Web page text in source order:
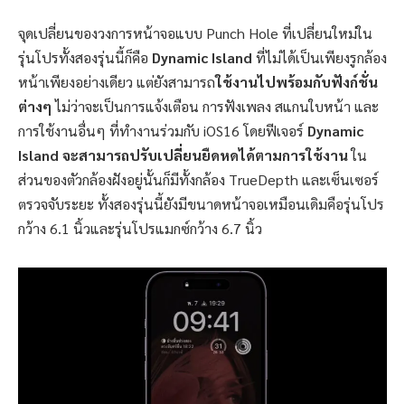
จุดเปลี่ยนของวงการหน้าจอแบบ Punch Hole ที่เปลี่ยนใหม่ใน
รุ่นโปรทั้งสองรุ่นนี้ก็คือ Dynamic Island ที่ไม่ได้เป็นเพียงรูกล้อง
หน้าเพียงอย่างเดียว แต่ยังสามารถใช้งานไปพร้อมกับฟังก์ชั่น
ต่างๆไม่ว่าจะเป็นการแจ้งเตือน การฟังเพลง สแกนใบหน้า และ
การใช้งานอื่นๆ ที่ทำงานร่วมกับ iOS16 โดยฟีเจอร์ Dynamic
Island จะสามารถปรับเปลี่ยนยืดหดได้ตามการใช้งานใน
ส่วนของตัวกล้องฝังอยู่นั้นก็มีทั้งกล้อง TrueDepth และเซ็นเซอร์
ตรวจจับระยะ ทั้งสองรุ่นนี้ยังมีขนาดหน้าจอเหมือนเดิมคือรุ่นโปร
กว้าง 6.1 นิ้วและรุ่นโปรแมกซ์กว้าง 6.7 นิ้ว